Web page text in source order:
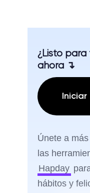
¿Listo
ahora ↴
Iniciar
Únete a
las
Hapday
hábitos y